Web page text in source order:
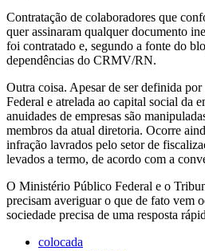
Contratação de colaboradores que
quer assinaram qualquer documento
foi contratado e, segundo a fonte do
dependências do CRMV/RN.
Outra coisa. Apesar de ser definida
Federal e atrelada ao capital social da
anuidades de empresas são
membros da atual diretoria. Ocorre
infração lavrados pelo setor de
levados a termo, de acordo com a
O Ministério Público Federal e o
precisam averiguar o que de fato vem
sociedade precisa de uma resposta
colocada